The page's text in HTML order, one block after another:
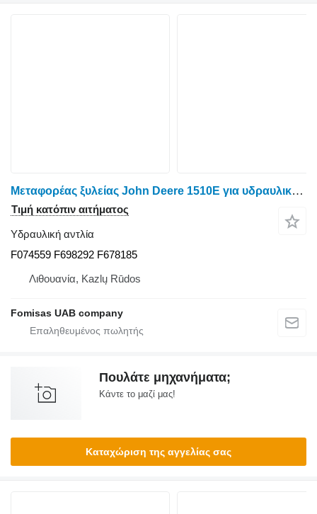
Μεταφορέας ξυλείας John Deere 1510E για υδραυλική αντλία F074559
Τιμή κατόπιν αιτήματος
Υδραυλική αντλία
F074559 F698292 F678185
Λιθουανία, Kazlų Rūdos
Fomisas UAB company
Πουλάτε μηχανήματα;
Κάντε το μαζί μας!
Καταχώριση της αγγελίας σας